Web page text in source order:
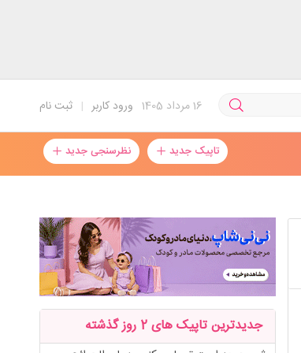
ثبت نام | ورود کاربر 16مرداد 1405
تاپیک جدید نظرسنجی جدید
جدیدترین تاپیک های 2 روز گذشته